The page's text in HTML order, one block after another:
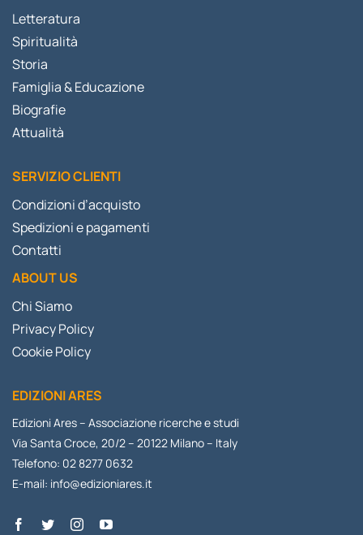
Letteratura
Spiritualità
Storia
Famiglia & Educazione
Biografie
Attualità
SERVIZIO CLIENTI
Condizioni d’acquisto
Spedizioni e pagamenti
Contatti
ABOUT US
Chi Siamo
Privacy Policy
Cookie Policy
EDIZIONI ARES
Edizioni Ares – Associazione ricerche e studi
Via Santa Croce, 20/2 – 20122 Milano – Italy
Telefono: 02 8277 0632
E-mail: info@edizioniares.it